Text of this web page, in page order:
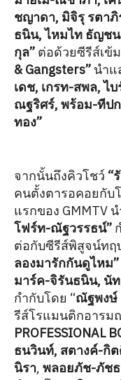
ชญาดา, มิจิรุ รตา
ธนิน, ไหมไท ธัญช
กุล” ต่อด้วยซีรีส์เข้
& Gangsters” นำแ
เดช, เกรท-สพล, ไ
ณฐริศร์, พร้อม-ทีป
ทอง”
จากนั้นถึงคิวโชว์ “
คนตั้งตารอคอยกับ
แรกของ GMMTV
โฟร์ท-ณัฐวรรธน์”
ต่อกับซีรีส์พิสูจน์ทฤ
ลองมารักกันดูไหม”
มาร์ค-จิรันธนิน, นัท
กำกับโดย “ณัฐพงษ์
รีส์โรแมนติกอารม
PROFESSIONAL
ธนวินท์, สตางค์-กิ
นิรา, พลอยภัช-ภัชธ